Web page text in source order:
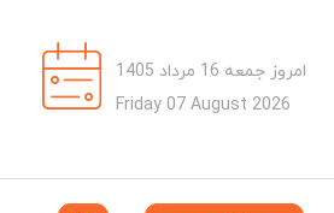
امروز جمعه 16 مرداد 1405
Friday 07 August 2026